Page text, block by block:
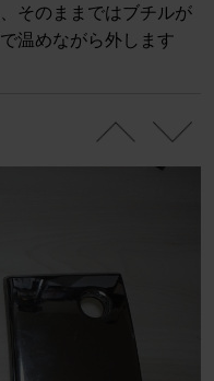
そのままではブチルが
温めながら外します